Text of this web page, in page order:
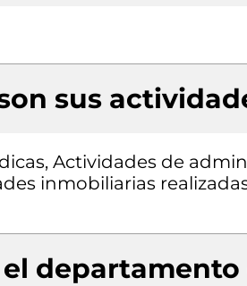
sus
Actividades de
inmobiliarias
el